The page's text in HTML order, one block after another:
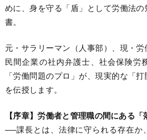
めに、身を守る「盾」として労働法
書。
元・サラリーマン（人事部）、現・
民間企業の社内弁護士、社会保険労
「労働問題のプロ」が、現実的な「打
を伝授します。
【序章】労働者と管理職の間にある「
──課長とは、法律に守られる存在か